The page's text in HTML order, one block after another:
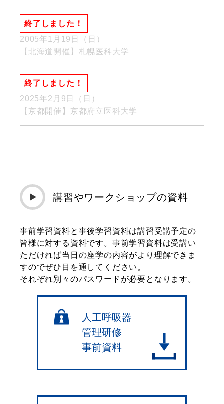
終了しました！
2005年1月19日（日）
【北海道開催】札幌医科大学
終了しました！
2025年2月9日（日）
【京都開催】京都府立医科大学
講習やワークショップの資料
事前学習資料と事後学習資料は講習受講予定の
皆様に対する資料です。事前学習資料は受講い
ただければ当日の座学の内容がより理解できま
すのでぜひ目を通してください。
それぞれ別々のパスワードが必要となります。